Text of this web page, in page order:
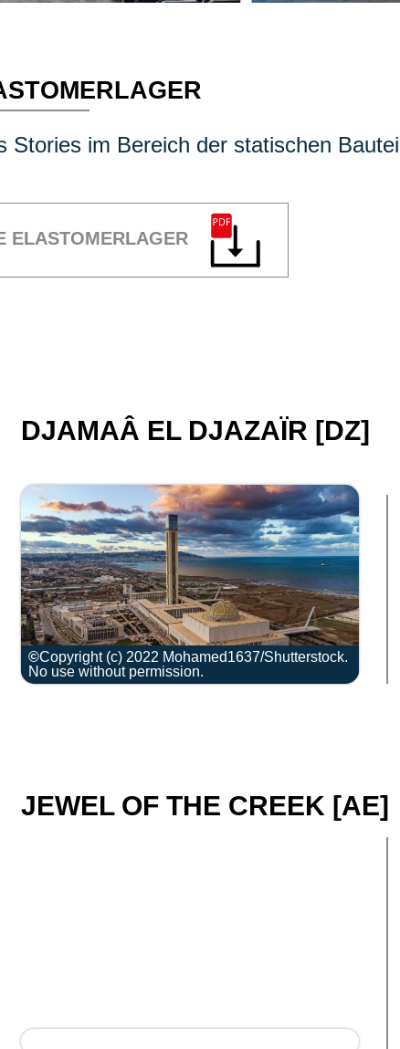
im Bereich der statischen
ELASTOMERLAGER
DJAMAÂ EL DJAZAÏR [DZ]
Copyright (c) 2022 Mohamed1637/Shutterstock.
No use without permission.
JEWEL OF THE CREEK [AE]